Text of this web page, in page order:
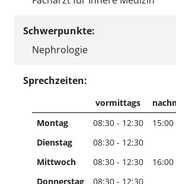
Schwerpunkte:
Nephrologie
Sprechzeiten:
vormittags
Montag
08:30 - 12:30
Dienstag
08:30 - 12:30
Mittwoch
08:30 - 12:30
Donnerstag
08:30 - 12:30